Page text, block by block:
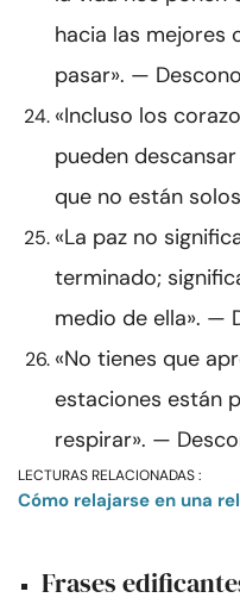
hacia las mejores
pasar». —
«Incluso los
pueden
que no están
«La paz no
terminado;
medio de ella». —
«No tienes que
estaciones están
respirar». —
LECTURAS RELACIONADAS :
Cómo relajarse en una
Frases